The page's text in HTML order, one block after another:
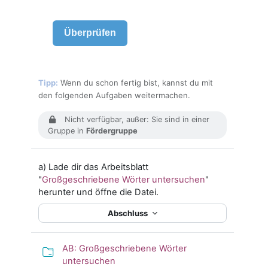
Tipp: Wenn du schon fertig bist, kannst du mit
den folgenden Aufgaben weitermachen.
Nicht verfügbar, außer: Sie sind in einer
Gruppe in Fördergruppe
Abschluss
a) Lade dir das Arbeitsblatt
"Großgeschriebene Wörter untersuchen"
herunter und öffne die Datei.
AB: Großgeschriebene Wörter
untersuchen